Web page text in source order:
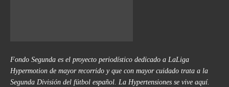
Fondo Segunda es el proyecto periodístico dedicado a LaLiga
Hypermotion de mayor recorrido y que con mayor cuidado trata a la
Segunda División del fútbol español. La Hypertensiones se vive aquí.